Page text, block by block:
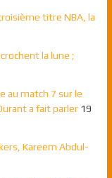
titre NBA, la
la lune ;
au match 7 sur le
a fait parler 19
Kareem Abdul-